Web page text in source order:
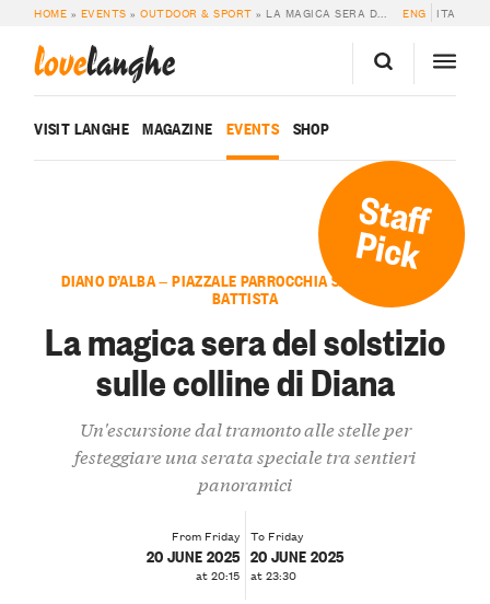
HOME » EVENTS »OUTDOOR & SPORT » LA MAGICA SERA DEL SOLSTIZIO SULLE COLLINE DI DIANA ENG ITA
lovelanghe
VISIT LANGHE MAGAZINE EVENTS SHOP
Staff
Pick
DIANO D’ALBA — PIAZZALE PARROCCHIA SAN GIOVANNI
BATTISTA
La magica sera del solstizio
sulle colline di Diana
Un'escursione dal tramonto alle stelle per
festeggiare una serata speciale tra sentieri
panoramici
From Friday
20 JUNE 2025
at 20:15
To Friday
20 JUNE 2025
at 23:30